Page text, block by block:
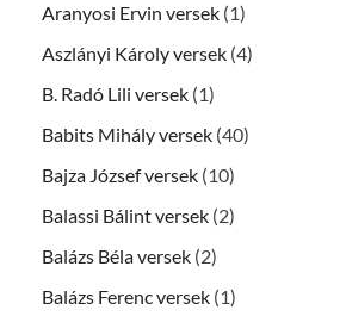
Aranyosi Ervin versek (1)
Aszlányi Károly versek (4)
B. Radó Lili versek (1)
Babits Mihály versek (40)
Bajza József versek (10)
Balassi Bálint versek (2)
Balázs Béla versek (2)
Balázs Ferenc versek (1)